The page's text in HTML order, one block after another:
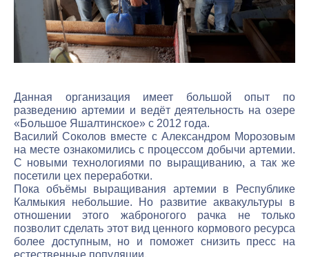
Данная организация имеет большой опыт по
разведению артемии и ведёт деятельность на озере
«Большое Яшалтинское» с 2012 года.
Василий Соколов вместе с Александром Морозовым
на месте ознакомились с процессом добычи артемии.
С новыми технологиями по выращиванию, а так же
посетили цех переработки.
Пока объёмы выращивания артемии в Республике
Калмыкия небольшие. Но развитие аквакультуры в
отношении этого жаброногого рачка не только
позволит сделать этот вид ценного кормового ресурса
более доступным, но и поможет снизить пресс на
естественные популяции.